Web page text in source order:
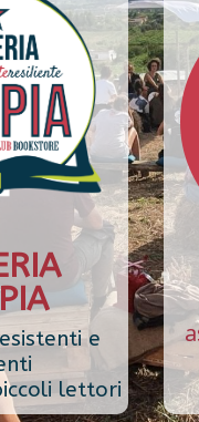
e
lettori